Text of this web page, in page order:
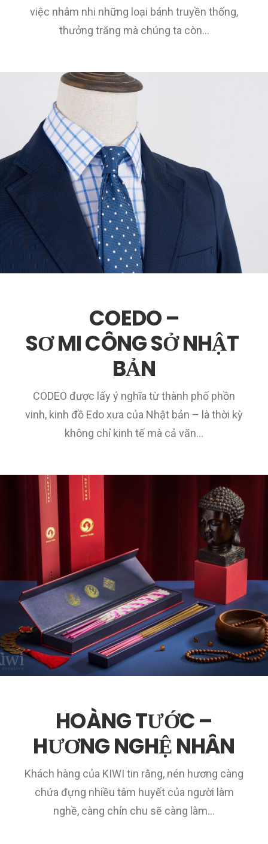
việc nhâm nhi những loại bánh truyền thống,
thưởng trăng mà chúng ta còn…
COEDO –
SƠ MI CÔNG SỞ NHẬT
BẢN
CODEO được lấy ý nghĩa từ thành phố phồn
vinh, kinh đồ Edo xưa của Nhật bản – là thời kỳ
không chỉ kinh tế mà cả văn…
HOÀNG TƯỚC –
HƯƠNG NGHỆ NHÂN
Khách hàng của KIWI tin rằng, nén hương càng
chứa đựng nhiều tâm huyết của người làm
nghề, càng chỉn chu sẽ càng làm…